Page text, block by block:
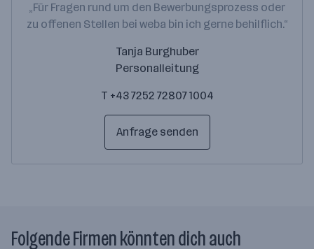
„Für Fragen rund um den Bewerbungsprozess oder
zu offenen Stellen bei weba bin ich gerne behilflich.“
Tanja Burghuber
Personalleitung
T +43 7252 72807 1004
Anfrage senden
Folgende Firmen könnten dich auch